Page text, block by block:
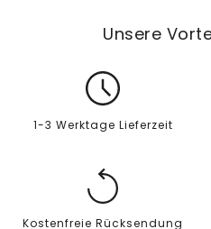
Unsere
1-3 Werktage Lieferzeit
Kostenfreie Rücksendung